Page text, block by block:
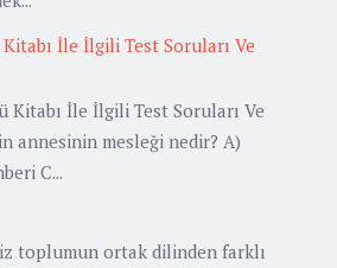
İle İlgili Test Soruları Ve
Kitabı İle İlgili Test Soruları Ve
annesinin mesleği nedir? A)
C...
toplumun ortak dilinden farklı